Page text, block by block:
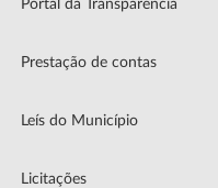
Portal da Transparência
Prestação de contas
Leís do Município
Licitações